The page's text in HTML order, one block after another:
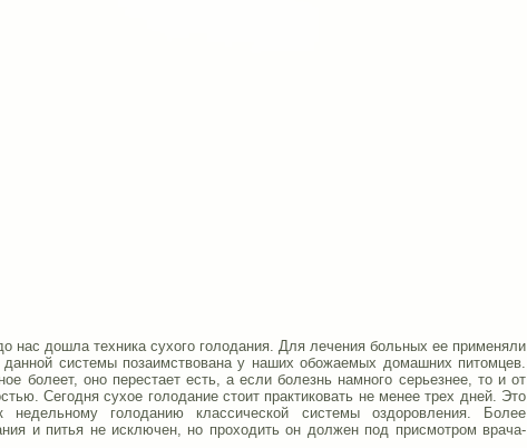
нас дошла техника сухого голодания. Для лечения больных ее применяли
системы позаимствована у наших обожаемых домашних питомцев.
болеет, оно перестает есть, а если болезнь намного серьезнее, то и от
Сегодня сухое голодание стоит практиковать не менее трех дней. Это
недельному голоданию классической системы оздоровления. Более
и питья не исключен, но проходить он должен под присмотром врача-